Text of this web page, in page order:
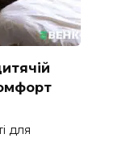
для